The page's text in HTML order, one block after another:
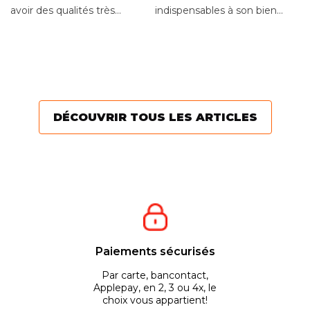
avoir des qualités très
indispensables à son bien-
DÉCOUVRIR TOUS LES ARTICLES
Paiements sécurisés
Par carte, bancontact,
Applepay, en 2, 3 ou 4x, le
choix vous appartient!